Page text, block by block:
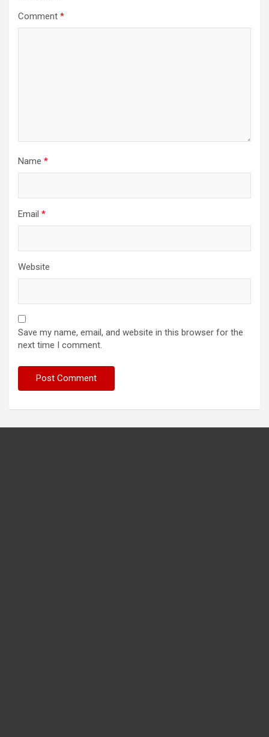
Comment *
Name *
Email *
Website
Save my name, email, and website in this browser for the
next time I comment.